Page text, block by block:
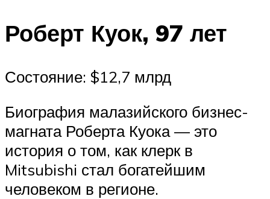
Роберт Куок, 97 лет
Состояние: $12,7 млрд
Биография малазийского бизнес-
магната Роберта Куока — это
история о том, как клерк в
Mitsubishi стал богатейшим
человеком в регионе.